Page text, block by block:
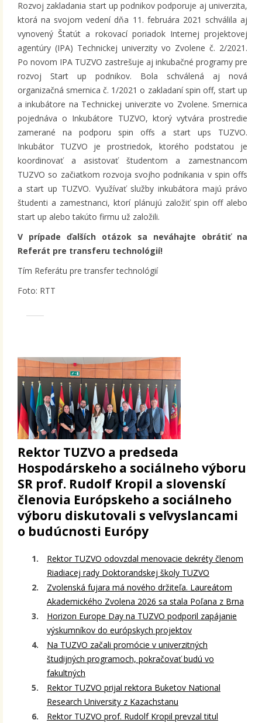
Rozvoj zakladania start up podnikov podporuje aj univerzita,
ktorá na svojom vedení dňa 11. februára 2021 schválila aj
vynovený Štatút a rokovací poriadok Internej projektovej
agentúry (IPA) Technickej univerzity vo Zvolene č. 2/2021.
Po novom IPA TUZVO zastrešuje aj inkubačné programy pre
rozvoj Start up podnikov. Bola schválená aj nová
organizačná smernica č. 1/2021 o zakladaní spin off, start up
a inkubátore na Technickej univerzite vo Zvolene. Smernica
pojednáva o Inkubátore TUZVO, ktorý vytvára prostredie
zamerané na podporu spin offs a start ups TUZVO.
Inkubátor TUZVO je prostriedok, ktorého podstatou je
koordinovať a asistovať študentom a zamestnancom
TUZVO so začiatkom rozvoja svojho podnikania v spin offs
a start up TUZVO. Využívať služby inkubátora majú právo
študenti a zamestnanci, ktorí plánujú založiť spin off alebo
start up alebo takúto firmu už založili.
V prípade ďalších otázok sa neváhajte obrátiť na
Referát pre transferu technológií!
Tím Referátu pre transfer technológií
Foto: RTT
Rektor TUZVO a predseda
Hospodárskeho a sociálneho výboru
SR prof. Rudolf Kropil a slovenskí
členovia Európskeho a sociálneho
výboru diskutovali s veľvyslancami
o budúcnosti Európy
Rektor TUZVO odovzdal menovacie dekréty členom
Riadiacej rady Doktorandskej školy TUZVO
Zvolenská fujara má nového držiteľa. Laureátom
Akademického Zvolena 2026 sa stala Poľana z Brna
Horizon Europe Day na TUZVO podporil zapájanie
výskumníkov do európskych projektov
Na TUZVO začali promócie v univerzitných
študijných programoch, pokračovať budú vo
fakultných
Rektor TUZVO prijal rektora Buketov National
Research University z Kazachstanu
Rektor TUZVO prof. Rudolf Kropil prevzal titul